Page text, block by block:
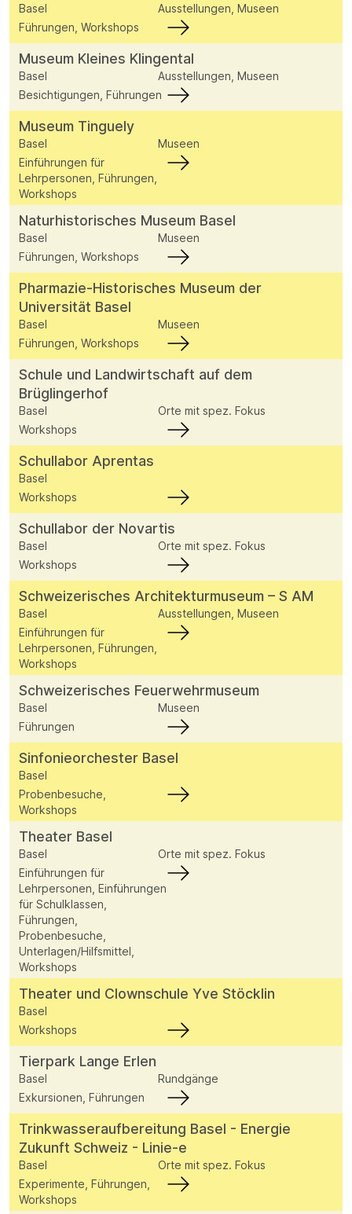
Basel
Ausstellungen, Museen
Führungen, Workshops
Museum Kleines Klingental
Basel
Ausstellungen, Museen
Besichtigungen, Führungen
Museum Tinguely
Basel
Museen
Einführungen für
Lehrpersonen, Führungen,
Workshops
Naturhistorisches Museum Basel
Basel
Museen
Führungen, Workshops
Pharmazie-Historisches Museum der
Universität Basel
Basel
Museen
Führungen, Workshops
Schule und Landwirtschaft auf dem
Brüglingerhof
Basel
Orte mit spez. Fokus
Workshops
Schullabor Aprentas
Basel
Workshops
Schullabor der Novartis
Basel
Orte mit spez. Fokus
Workshops
Schweizerisches Architekturmuseum – S AM
Basel
Ausstellungen, Museen
Einführungen für
Lehrpersonen, Führungen,
Workshops
Schweizerisches Feuerwehrmuseum
Basel
Museen
Führungen
Sinfonieorchester Basel
Basel
Probenbesuche,
Workshops
Theater Basel
Basel
Orte mit spez. Fokus
Einführungen für
Lehrpersonen, Einführungen
für Schulklassen,
Führungen,
Probenbesuche,
Unterlagen/Hilfsmittel,
Workshops
Theater und Clownschule Yve Stöcklin
Basel
Workshops
Tierpark Lange Erlen
Basel
Rundgänge
Exkursionen, Führungen
Trinkwasseraufbereitung Basel - Energie
Zukunft Schweiz - Linie-e
Basel
Orte mit spez. Fokus
Experimente, Führungen,
Workshops